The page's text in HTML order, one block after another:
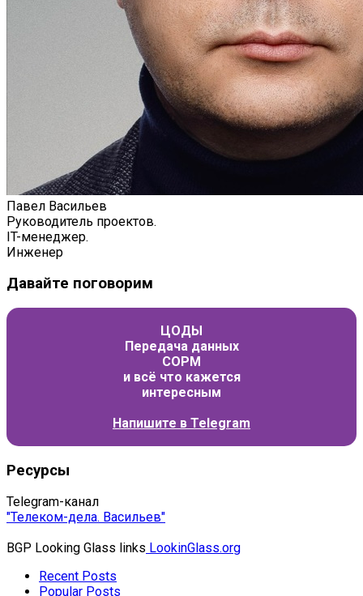
Павел Васильев
Руководитель проектов.
IT-менеджер.
Инженер
Давайте поговорим
ЦОДЫ
Передача данных
СОРМ
и всё что кажется
интересным
Напишите в Telegram
Ресурсы
Telegram-канал
"Телеком-дела. Васильев"
BGP Looking Glass links LookinGlass.org
Recent Posts
Popular Posts